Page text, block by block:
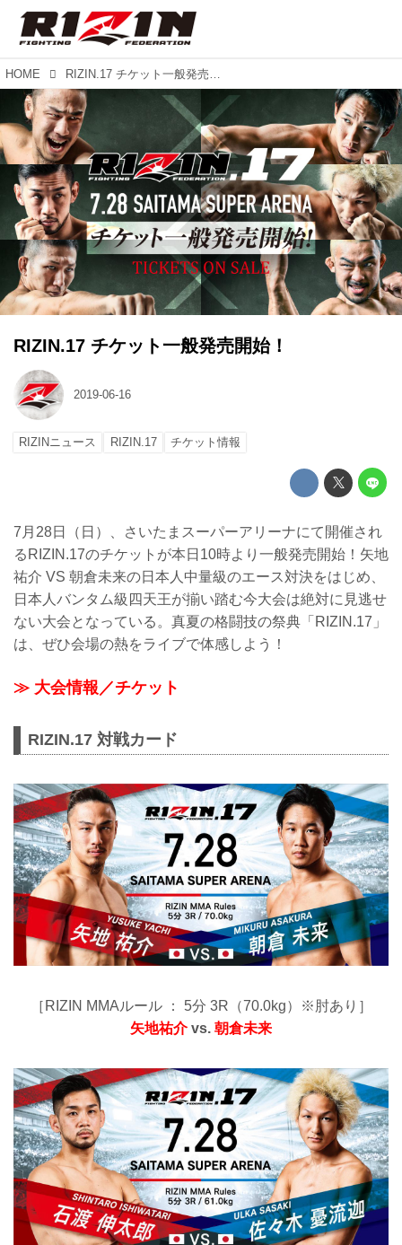
HOME RIZIN.17 チケット一般発売開始！
RIZIN.17 チケット一般発売開始！
2019-06-16
RIZINニュース RIZIN.17 チケット情報
7月28日（日）、さいたまスーパーアリーナにて開催され
るRIZIN.17のチケットが本日10時より一般発売開始！矢地
祐介 VS 朝倉未来の日本人中量級のエース対決をはじめ、
日本人バンタム級四天王が揃い踏む今大会は絶対に見逃せ
ない大会となっている。真夏の格闘技の祭典「RIZIN.17」
は、ぜひ会場の熱をライブで体感しよう！
≫ 大会情報／チケット
RIZIN.17 対戦カード
［RIZIN MMAルール ： 5分 3R（70.0kg）※肘あり］
矢地祐介vs. 朝倉未来